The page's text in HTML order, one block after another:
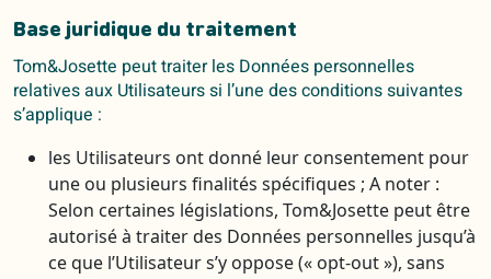
Base juridique du traitement
Tom&Josette peut traiter les Données personnelles
relatives aux Utilisateurs si l’une des conditions suivantes
s’applique :
les Utilisateurs ont donné leur consentement pour
une ou plusieurs finalités spécifiques ; A noter :
Selon certaines législations, Tom&Josette peut être
autorisé à traiter des Données personnelles jusqu’à
ce que l’Utilisateur s’y oppose (« opt-out »), sans